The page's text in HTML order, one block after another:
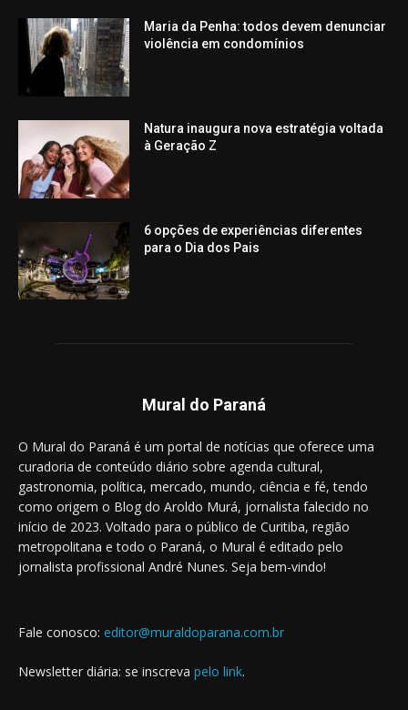
Maria da Penha: todos devem denunciar
violência em condomínios
Natura inaugura nova estratégia voltada
à Geração Z
6 opções de experiências diferentes
para o Dia dos Pais
Mural do Paraná
O Mural do Paraná é um portal de notícias que oferece uma
curadoria de conteúdo diário sobre agenda cultural,
gastronomia, política, mercado, mundo, ciência e fé, tendo
como origem o Blog do Aroldo Murá, jornalista falecido no
início de 2023. Voltado para o público de Curitiba, região
metropolitana e todo o Paraná, o Mural é editado pelo
jornalista profissional André Nunes. Seja bem-vindo!
Fale conosco: editor@muraldoparana.com.br
Newsletter diária: se inscreva pelo link.